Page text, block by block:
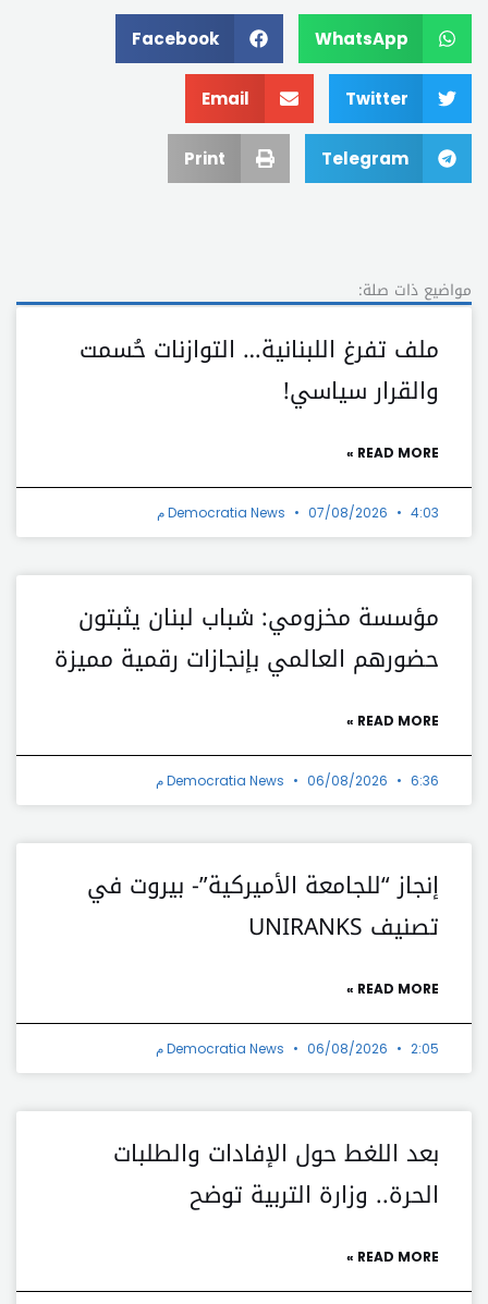
WhatsApp
Facebook
Twitter
Email
Telegram
Print
مواضيع ذات صلة:
ملف تفرغ اللبنانية… التوازنات حُسمت
والقرار سياسي!
READ MORE »
Democratia News 07/08/2026 4:03 م
مؤسسة مخزومي: شباب لبنان يثبتون
حضورهم العالمي بإنجازات رقمية مميزة
READ MORE »
Democratia News 06/08/2026 6:36 م
إنجاز “للجامعة الأميركية”- بيروت في
تصنيف UNIRANKS
READ MORE »
Democratia News 06/08/2026 2:05 م
بعد اللغط حول الإفادات والطلبات
الحرة.. وزارة التربية توضح
READ MORE »